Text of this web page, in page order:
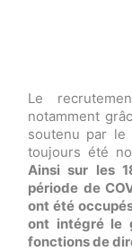
Le
notamment
soutenu par le
toujours été
Ainsi sur les
période de
ont été
ont intégré le
fonctions de